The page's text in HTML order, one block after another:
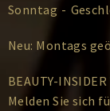
Sonntag -
Neu: Montags
BEAUTY-INSIDER
Melden Sie sich